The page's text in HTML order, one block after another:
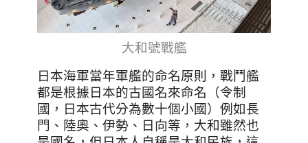
大和號戰艦
日本海軍當年軍艦的命名原則，戰鬥艦
都是根據日本的古國名來命名（令制
國，日本古代分為數十個小國）例如長
門、陸奧、伊勢、日向等，大和雖然也